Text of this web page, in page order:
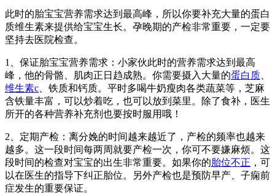
此时的胎宝宝营养需求达到最高峰，所以你要补充大量的蛋白
质维生素来提供给宝宝生长。孕晚期的产检非常重要，一定要
坚持去医院检查。
1、保证胎宝宝营养需求：小家伙此时的营养需求达到最高
峰，他的骨骼、肌肉正日趋成熟。你需要摄入大量的蛋白质
维生素c 、铁质和钙质。平时多喝牛奶瘦肉各类蔬菜等，芝麻
含铁量丰富，可以炒着吃，也可以放到菜里。除了食补，医生
所开的各种营养补充剂也要按时服用哦！
2、定期产检：离分娩的时间越来越近了，产检的频率也越来
越多。这一段时间每两周就要产检一次，你可不要嫌麻烦。这
段时间的检查对宝宝的出生非常重要。如果你的胎位不正 ，可
以在医生的指导下纠正胎位。另外产检也是预防早产、子痫前
症发生的重要保证。